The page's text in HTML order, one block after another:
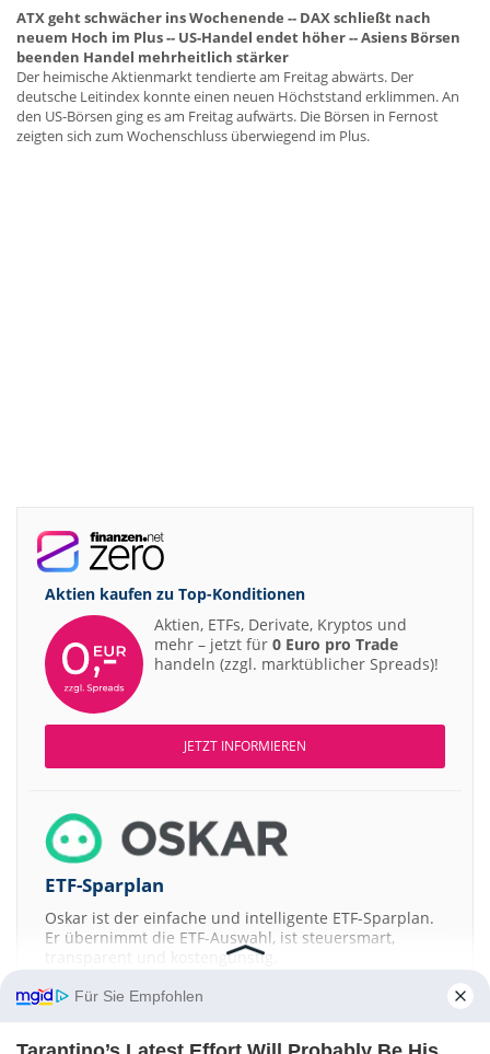
ATX geht schwächer ins Wochenende -- DAX schließt nach
neuem Hoch im Plus -- US-Handel endet höher -- Asiens Börsen
beenden Handel mehrheitlich stärker
Der heimische Aktienmarkt tendierte am Freitag abwärts. Der
deutsche Leitindex konnte einen neuen Höchststand erklimmen. An
den US-Börsen ging es am Freitag aufwärts. Die Börsen in Fernost
zeigten sich zum Wochenschluss überwiegend im Plus.
Aktien kaufen zu Top-Konditionen
Aktien, ETFs, Derivate, Kryptos und
mehr – jetzt für 0 Euro pro Trade
handeln (zzgl. marktüblicher Spreads)!
JETZT INFORMIEREN
ETF-Sparplan
Oskar ist der einfache und intelligente ETF-Sparplan.
Er übernimmt die ETF-Auswahl, ist steuersmart,
transparent und kostengünstig.
JETZT MEHR ERFAHREN
Für Sie Empfohlen